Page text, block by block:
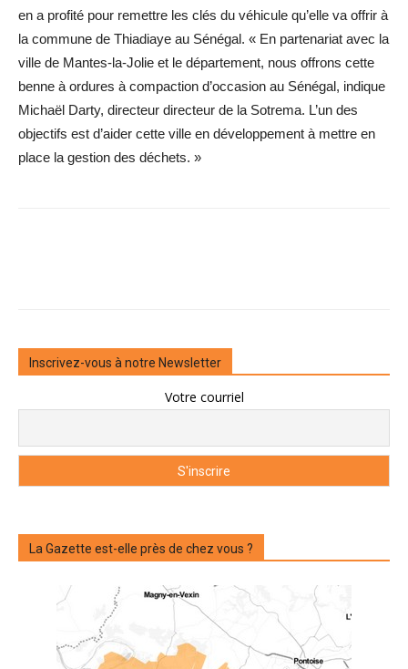
en a profité pour remettre les clés du véhicule qu’elle va offrir à
la commune de Thiadiaye au Sénégal. « En partenariat avec la
ville de Mantes-la-Jolie et le département, nous offrons cette
benne à ordures à compaction d’occasion au Sénégal, indique
Michaël Darty, directeur directeur de la Sotrema. L’un des
objectifs est d’aider cette ville en développement à mettre en
place la gestion des déchets. »
Inscrivez-vous à notre Newsletter
Votre courriel
La Gazette est-elle près de chez vous ?